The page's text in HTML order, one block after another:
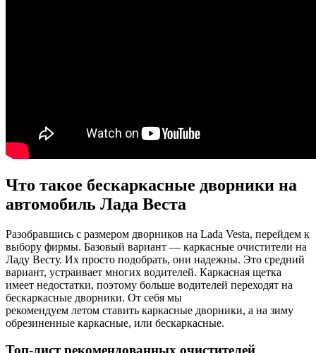
Что такое бескаркасные дворники на
автомобиль Лада Веста
Разобравшись с размером дворников на Lada Vesta, перейдем к
выбору фирмы. Базовый вариант — каркасные очистители на
Ладу Весту. Их просто подобрать, они надежны. Это средний
вариант, устраивает многих водителей. Каркасная щетка
имеет недостатки, поэтому больше водителей переходят на
бескаркасные дворники. От себя мы
рекомендуем летом ставить каркасные дворники, а на зиму
обрезиненные каркасные, или бескаркасные.
Топ-лист рекомендованных очистителей